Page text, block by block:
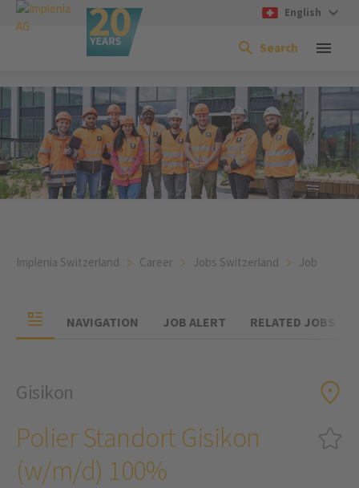
English
Search
Implenia Switzerland Career Jobs Switzerland Job
NAVIGATION JOB ALERT RELATED JOBS
Gisikon
Polier Standort Gisikon
(w/m/d) 100%